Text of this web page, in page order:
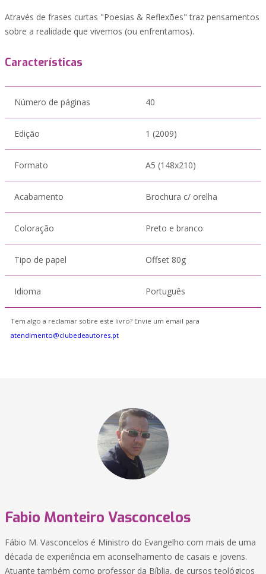
Através de frases curtas "Poesias & Reflexões" traz pensamentos
sobre a realidade que vivemos (ou enfrentamos).
Características
Número de páginas 40
Edição 1 (2009)
Formato A5 (148x210)
Acabamento Brochura c/ orelha
Coloração Preto e branco
Tipo de papel Offset 80g
Idioma Português
Tem algo a reclamar sobre este livro? Envie um email para
atendimento@clubedeautores.pt
Fabio Monteiro Vasconcelos
Fábio M. Vasconcelos é Ministro do Evangelho com mais de uma
década de experiência em aconselhamento de casais e jovens.
Atuante também como professor da Bíblia, de cursos teológicos